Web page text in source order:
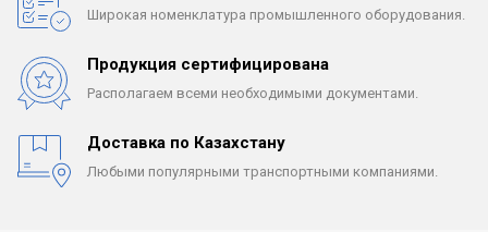
Широкая номенклатура промышленного оборудования.
Продукция сертифицирована
Располагаем всеми необходимыми документами.
Доставка по Казахстану
Любыми популярными транспортными компаниями.